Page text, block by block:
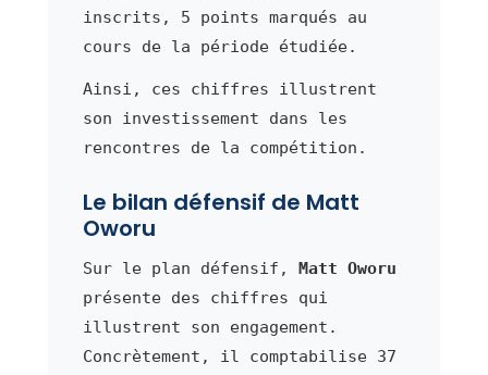
inscrits, 5 points marqués au
cours de la période étudiée.
Ainsi, ces chiffres illustrent
son investissement dans les
rencontres de la compétition.
Le bilan défensif de Matt
Oworu
Sur le plan défensif,
Matt Oworu
présente des chiffres qui
illustrent son engagement.
Concrètement, il comptabilise 37